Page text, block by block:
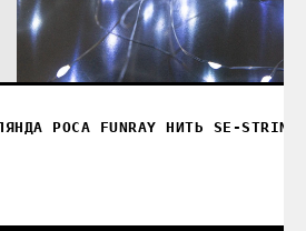
РОСА FUNRAY НИТЬ SE-